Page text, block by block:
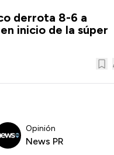
derrota 8-6 a
inicio de la súper
Opinión
News PR